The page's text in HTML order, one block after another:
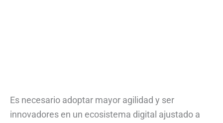
Es necesario adoptar mayor agilidad y ser
innovadores en un ecosistema digital ajustado a